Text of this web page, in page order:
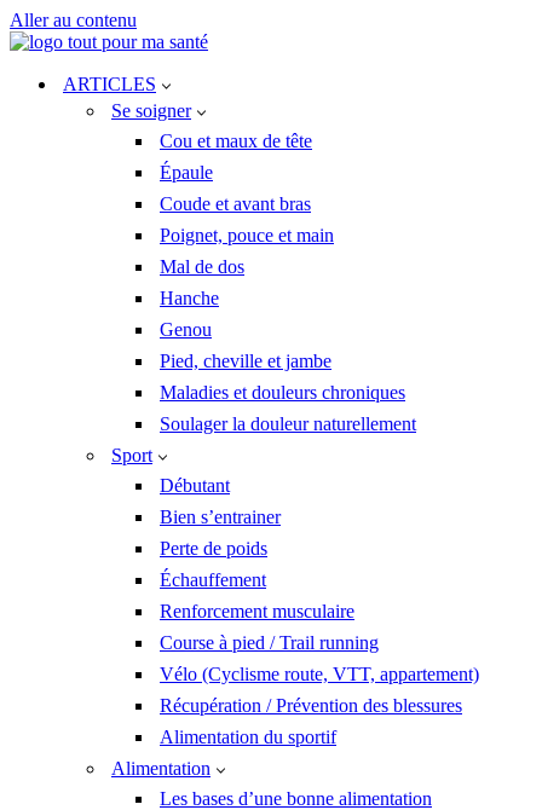
Aller au contenu
ARTICLES
Se soigner
Cou et maux de tête
Épaule
Coude et avant bras
Poignet, pouce et main
Mal de dos
Hanche
Genou
Pied, cheville et jambe
Maladies et douleurs chroniques
Soulager la douleur naturellement
Sport
Débutant
Bien s’entrainer
Perte de poids
Échauffement
Renforcement musculaire
Course à pied / Trail running
Vélo (Cyclisme route, VTT, appartement)
Récupération / Prévention des blessures
Alimentation du sportif
Alimentation
Les bases d’une bonne alimentation